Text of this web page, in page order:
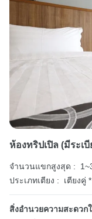
ห้องทริปเปิล (มีระเบี
จำนวนแขกสูงสุด :
ประเภทเตียง :
เตียงคู่ *
สิ่งอำนวยความสะดวก